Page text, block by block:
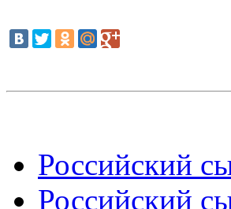
Российский
Российский